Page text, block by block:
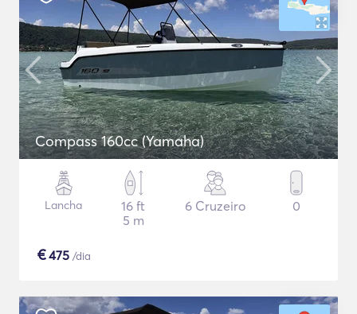
Compass 160cc (Yamaha)
Lancha
16 ft
5 m
6 Cruzeiro 0
€475 /dia